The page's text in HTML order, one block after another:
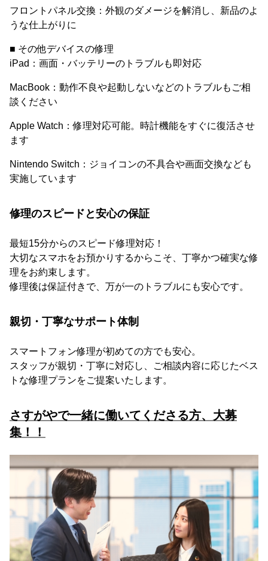
フロントパネル交換：外観のダメージを解消し、新品のよ
うな仕上がりに
■ その他デバイスの修理
iPad：画面・バッテリーのトラブルも即対応
MacBook：動作不良や起動しないなどのトラブルもご相
談ください
Apple Watch：修理対応可能。時計機能をすぐに復活させ
ます
Nintendo Switch：ジョイコンの不具合や画面交換なども
実施しています
修理のスピードと安心の保証
最短15分からのスピード修理対応！
大切なスマホをお預かりするからこそ、丁寧かつ確実な修
理をお約束します。
修理後は保証付きで、万が一のトラブルにも安心です。
親切・丁寧なサポート体制
スマートフォン修理が初めての方でも安心。
スタッフが親切・丁寧に対応し、ご相談内容に応じたベス
トな修理プランをご提案いたします。
さすがやで一緒に働いてくださる方、大募
集！！